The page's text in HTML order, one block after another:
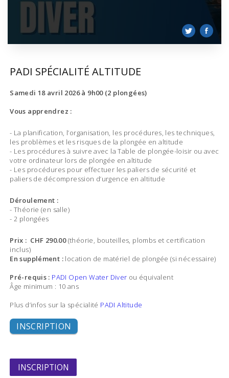
PADI SPÉCIALITÉ ALTITUDE
Samedi 18 avril 2026 à 9h00 (2 plongées)
Vous apprendrez :
- La planification, l’organisation, les procédures, les techniques,
les problèmes et les risques de la plongée en altitude
- Les procédures à suivre avec la Table de plongée-loisir ou avec
votre ordinateur lors de plongée en altitude
- Les procédures pour effectuer les paliers de sécurité et
paliers de décompression d’urgence en altitude
Déroulement :
- Théorie (en salle)
- 2 plongées
Prix : CHF 290.00(théorie, bouteilles, plombs et certification
inclus)
En supplément : location de matériel de plongée (si nécessaire)
Pré-requis : PADI Open Water Diver ou équivalent
Âge minimum : 10 ans
Plus d’infos sur la spécialité PADI Altitude
INSCRIPTION
INSCRIPTION